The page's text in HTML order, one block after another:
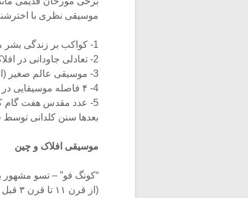
موسیقی نظری با
1- کواکب بر زندگی بشر موثرند.
2- تعادلی جاودانی در افلاک وجود دارد.
3- موسیقی عالم صغیر (انسان) در ارتباط با کواکب (عالم کبیر) است و با آن کوک می شود.
4- ۴ فاصله موسیقایی در طول سیم بر اساس چهار فصل شکل گرفت.
5- عدد مقدس هفت گام کهن کلدانی را شکل داد.
بعدها سنن کلدانی توسط
موسیقی افلاک و چین